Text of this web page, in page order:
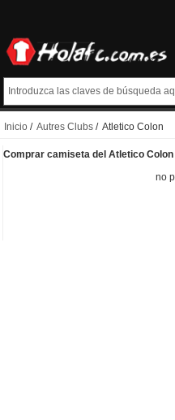
Inicio / Autres Clubs / Atletico Colon
Comprar camiseta del Atletico
no